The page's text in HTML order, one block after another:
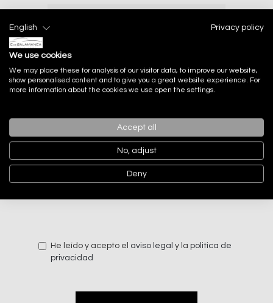
He leído y acepto el aviso legal y la politica de
privacidad
English Privacy policy
We use cookies
We may place these for analysis of our visitor data, to improve our website,
show personalised content and to give you a great website experience. For
more information about the cookies we use open the settings.
Accept all
No, adjust
Deny